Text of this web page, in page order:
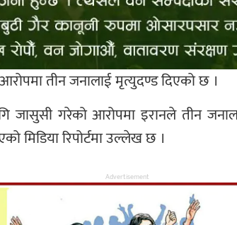
तीन जनालाई मृत्युदण्ड दिएको छ ।
जासुसी गरेको आरोपमा इरानले तीन
मिडिया रिपोर्टमा उल्लेख छ ।
Advertisement